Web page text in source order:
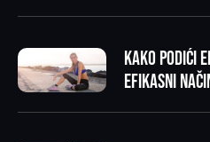
Kako podići
efikasni